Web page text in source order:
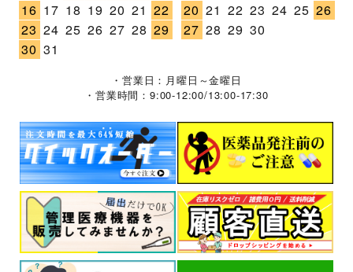
16 17 18 19 20 21 22
23 24 25 26 27 28 29
30 31
20 21 22 23 24 25 26
27 28 29 30
・営業日：月曜日～金曜日
・営業時間：9:00-12:00/13:00-17:30